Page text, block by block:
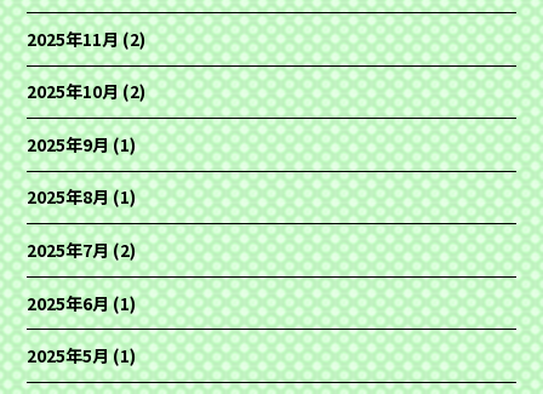
2025年11月(2)
2025年10月(2)
2025年9月(1)
2025年8月(1)
2025年7月(2)
2025年6月(1)
2025年5月(1)